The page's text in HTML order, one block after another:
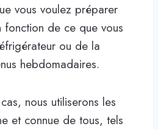
vous voulez préparer
fonction de ce que vous
ou de la
hebdomadaires.
nous utiliserons les
et connue de tous, tels